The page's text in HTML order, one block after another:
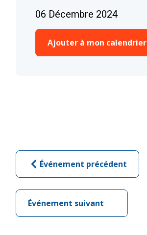
06 Décembre 2024
Ajouter à mon calendrier
Événement précédent
Événement suivant